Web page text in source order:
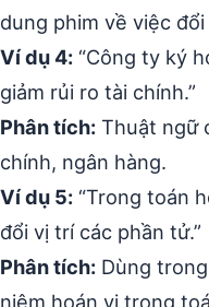
dung phim về việc
Ví dụ 4: “Công ty ký
giảm rủi ro tài chính.”
Phân tích: Thuật ngữ
chính, ngân hàng.
Ví dụ 5: “Trong toán
đổi vị trí các phần tử.”
Phân tích: Dùng
niệm hoán vị trong